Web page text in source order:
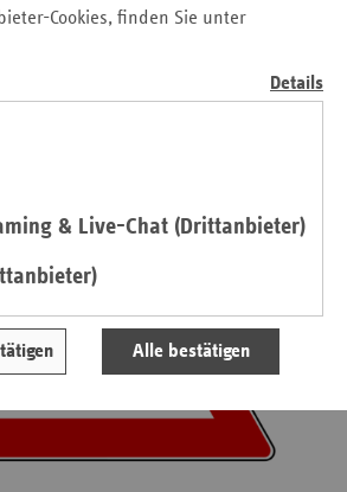
Cookies, finden Sie unter
Details
& Live-Chat (Drittanbieter)
Alle bestätigen
Hilfeleistungen, zu unterstützen
Entlastung im Alltag).